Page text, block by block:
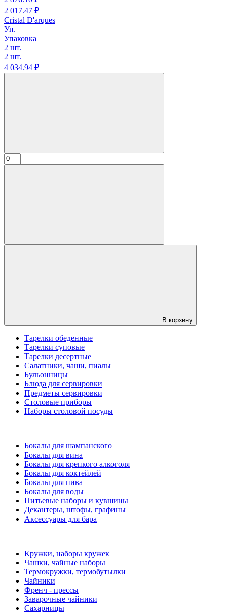
2 017.47 ₽
Cristal D'arques
Уп.
Упаковка
2 шт.
2 шт.
4 034.94 ₽
В корзину
Тарелки обеденные
Тарелки суповые
Тарелки десертные
Салатники, чаши, пиалы
Бульонницы
Блюда для сервировки
Предметы сервировки
Столовые приборы
Наборы столовой посуды
Бокалы для шампанского
Бокалы для вина
Бокалы для крепкого алкоголя
Бокалы для коктейлей
Бокалы для пива
Бокалы для воды
Питьевые наборы и кувшины
Декантеры, штофы, графины
Аксессуары для бара
Кружки, наборы кружек
Чашки, чайные наборы
Термокружки, термобутылки
Чайники
Френч - прессы
Заварочные чайники
Сахарницы